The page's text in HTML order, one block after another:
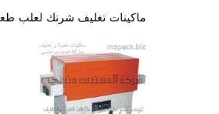
ماكينات تغليف شرنك لعلب طعام كلاب